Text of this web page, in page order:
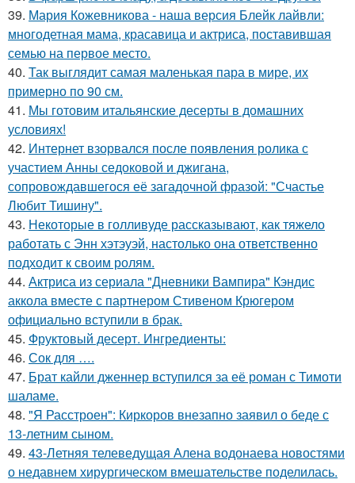
39. Мария Кожевникова - наша версия Блейк лайвли:
многодетная мама, красавица и актриса, поставившая
семью на первое место.
40. Так выглядит самая маленькая пара в мире, их
примерно по 90 см.
41. Мы готовим итальянские десерты в домашних
условиях!
42. Интернет взорвался после появления ролика с
участием Анны седоковой и джигана,
сопровождавшегося её загадочной фразой: "Счастье
Любит Тишину".
43. Некоторые в голливуде рассказывают, как тяжело
работать с Энн хэтэуэй, настолько она ответственно
подходит к своим ролям.
44. Актриса из сериала "Дневники Вампира" Кэндис
аккола вместе с партнером Стивеном Крюгером
официально вступили в брак.
45. Фруктовый десерт. Ингредиенты:
46. Сок для ….
47. Брат кайли дженнер вступился за её роман с Тимоти
шаламе.
48. "Я Расстроен": Киркоров внезапно заявил о беде с
13-летним сыном.
49. 43-Летняя телеведущая Алена водонаева новостями
о недавнем хирургическом вмешательстве поделилась.